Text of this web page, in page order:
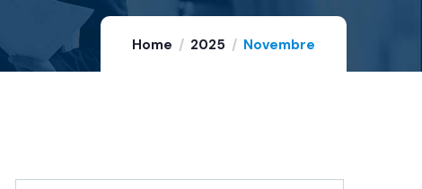
Home 2025 Novembre